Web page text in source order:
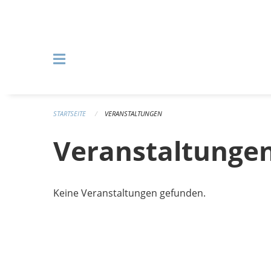
STARTSEITE VERANSTALTUNGEN
Keine Veranstaltungen gefunden.